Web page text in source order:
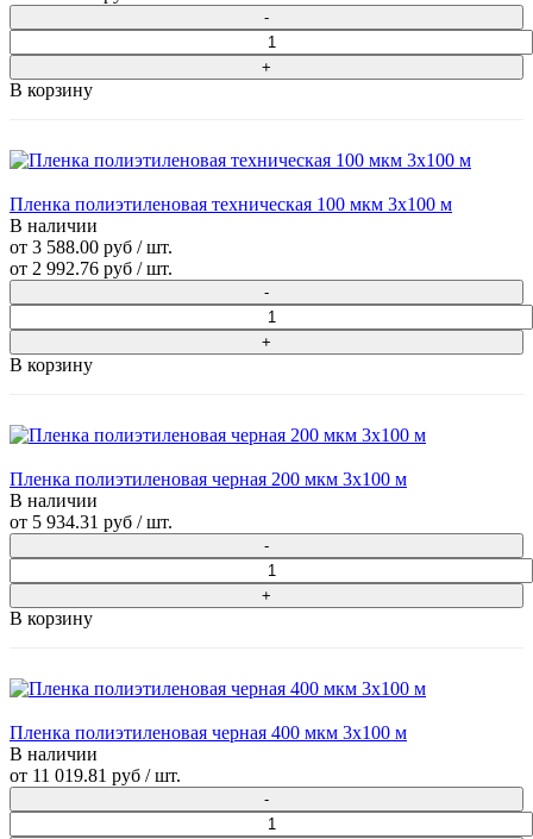
В корзину
Пленка полиэтиленовая техническая 100 мкм 3х100 м
В наличии
от 3 588.00 руб / шт.
от 2 992.76 руб / шт.
В корзину
Пленка полиэтиленовая черная 200 мкм 3х100 м
В наличии
от 5 934.31 руб / шт.
В корзину
Пленка полиэтиленовая черная 400 мкм 3х100 м
В наличии
от 11 019.81 руб / шт.